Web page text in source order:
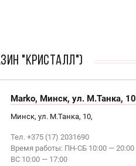
"Кристалл")
Marko, Минск, ул. М.Танка, 10
Минск, ул. М.Танка, 10,
Тел. +375 (17) 2031690
Время работы: ПН-СБ 10:00 — 20:00
ВС 10:00 — 17:00